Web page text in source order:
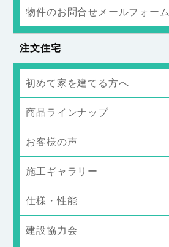
物件のお問合せメールフォーム
注文住宅
初めて家を建てる方へ
商品ラインナップ
お客様の声
施工ギャラリー
仕様・性能
建設協力会